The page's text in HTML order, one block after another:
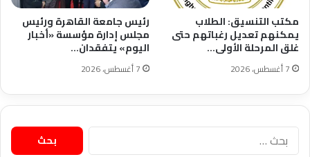
مكتب التنسيق: الطلاب
يمكنهم تعديل رغباتهم حتى
غلق المرحلة الأولى…
7 أغسطس، 2026
رئيس جامعة القاهرة ورئيس
مجلس إدارة مؤسسة «أخبار
اليوم» يتفقدان…
7 أغسطس، 2026
البحث
عن: